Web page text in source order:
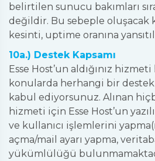
belirtilen sunucu bakımları
değildir. Bu sebeple oluşacak
kesinti, uptime oranına
10a.) Destek Kapsamı
Esse Host’un aldığınız
konularda herhangi bir destek
kabul ediyorsunuz. Alınan
hizmeti için Esse Host’un
ve kullanıcı işlemlerini
açma/mail ayarı yapma,
yükümlülüğü